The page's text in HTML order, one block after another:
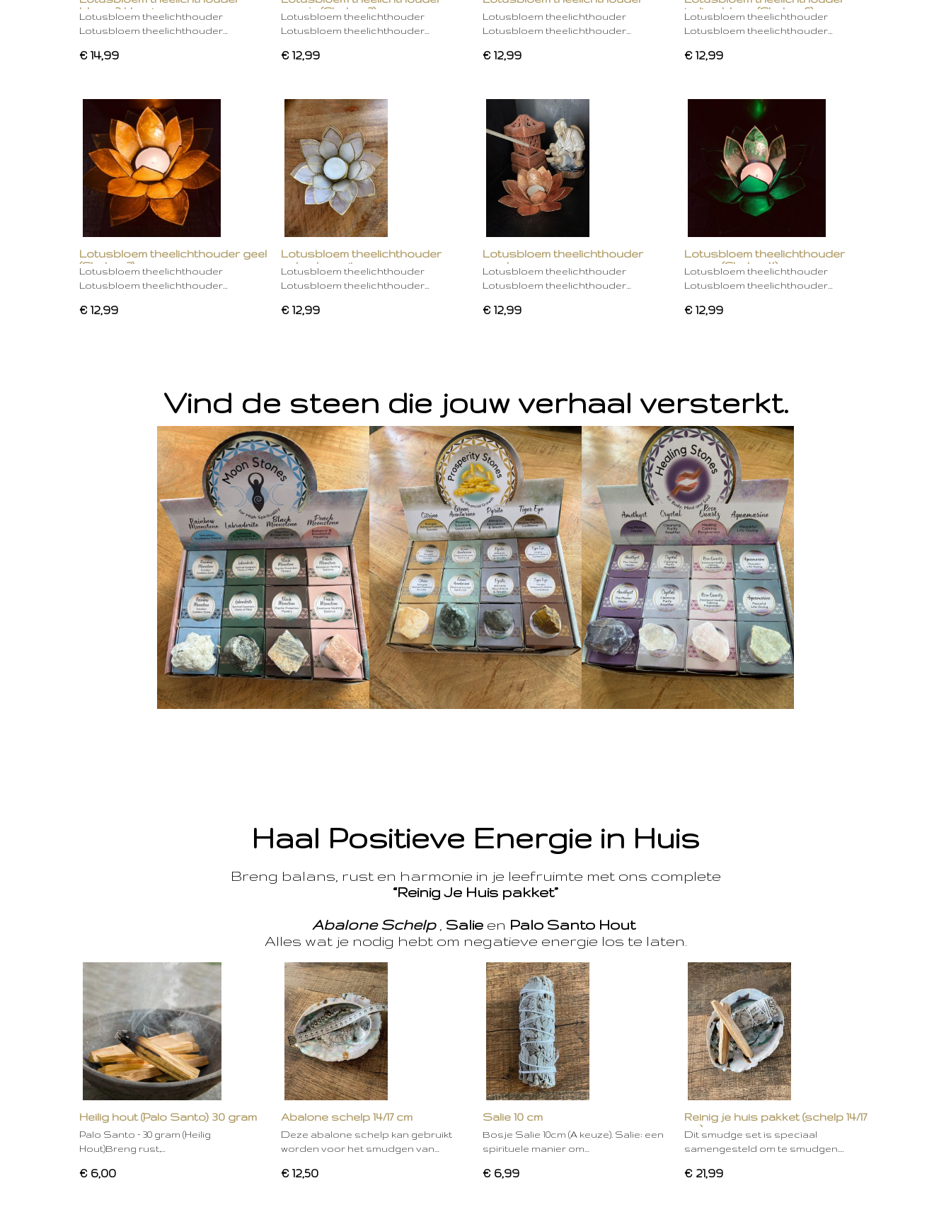
blauw 2 kleurig
Lotusbloem theelichthouder
Lotusbloem theelichthouder…
€ 14,99
oranje (Chakra 2)
Lotusbloem theelichthouder
Lotusbloem theelichthouder…
€ 12,99
rose
Lotusbloem theelichthouder
Lotusbloem theelichthouder…
€ 12,99
indigo blauw (Chakra 6)
Lotusbloem theelichthouder
Lotusbloem theelichthouder…
€ 12,99
Lotusbloem theelichthouder geel
(Chakra 3)
Lotusbloem theelichthouder
Lotusbloem theelichthouder…
€ 12,99
Lotusbloem theelichthouder
gebroken wit
Lotusbloem theelichthouder
Lotusbloem theelichthouder…
€ 12,99
Lotusbloem theelichthouder
mocha
Lotusbloem theelichthouder
Lotusbloem theelichthouder…
€ 12,99
Lotusbloem theelichthouder
groen (Chakra 4)
Lotusbloem theelichthouder
Lotusbloem theelichthouder…
€ 12,99
Vind de steen die jouw verhaal versterkt.
Haal Positieve Energie in Huis
Breng balans, rust en harmonie in je leefruimte met ons complete
“Reinig Je Huis pakket”
Abalone Schelp, Salie en Palo Santo Hout
Alles wat je nodig hebt om negatieve energie los te laten.
Heilig hout (Palo Santo) 30 gram
Palo Santo – 30 gram (Heilig
Hout)Breng rust,…
€ 6,00
Abalone schelp 14/17 cm
Deze abalone schelp kan gebruikt
worden voor het smudgen van…
€ 12,50
Salie 10 cm
Bosje Salie 10cm (A keuze). Salie: een
spirituele manier om…
€ 6,99
Reinig je huis pakket (schelp 14/17
cm)
Dit smudge set is speciaal
samengesteld om te smudgen.…
€ 21,99